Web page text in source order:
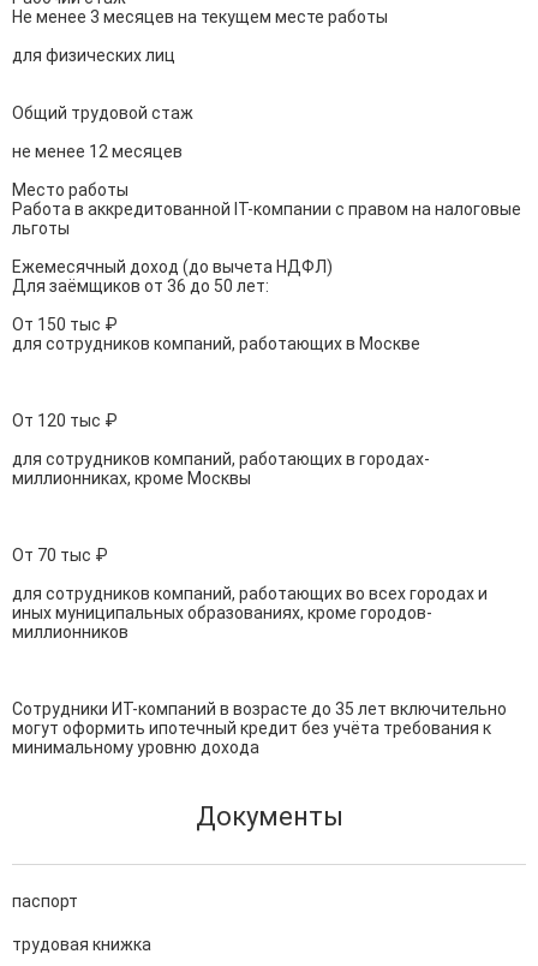
Не менее 3 месяцев на текущем месте работы
для физических лиц
Общий трудовой стаж
не менее 12 месяцев
Место работы
Работа в аккредитованной IT-компании c правом на налоговые
льготы
Ежемесячный доход (до вычета НДФЛ)
Для заёмщиков от 36 до 50 лет:
От 150 тыс ₽
для сотрудников компаний, работающих в Москве
От 120 тыс ₽
для сотрудников компаний, работающих в городах-
миллионниках, кроме Москвы
От 70 тыс ₽
для сотрудников компаний, работающих во всех городах и
иных муниципальных образованиях, кроме городов-
миллионников
Сотрудники ИТ-компаний в возрасте до 35 лет включительно
могут оформить ипотечный кредит без учёта требования к
минимальному уровню дохода
Документы
паспорт
трудовая книжка